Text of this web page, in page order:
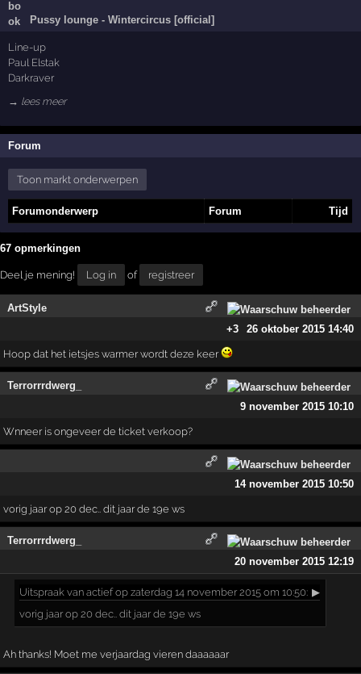
Pussy lounge - Wintercircus [official]
Line-up
Paul Elstak
Darkraver
→ lees meer
Forum
Toon markt onderwerpen
Forumonderwerp Forum Tijd
67 opmerkingen
Deel je mening! Log in of registreer
ArtStyle
+3
26 oktober 2015 14:40
Hoop dat het ietsjes warmer wordt deze keer
Terrorrrdwerg_
9 november 2015 10:10
Wnneer is ongeveer de ticket verkoop?
14 november 2015 10:50
vorig jaar op 20 dec.. dit jaar de 19e ws
Terrorrrdwerg_
20 november 2015 12:19
Uitspraak van actief op zaterdag 14 november 2015 om 10:50: ▶
vorig jaar op 20 dec.. dit jaar de 19e ws
Ah thanks! Moet me verjaardag vieren daaaaaar